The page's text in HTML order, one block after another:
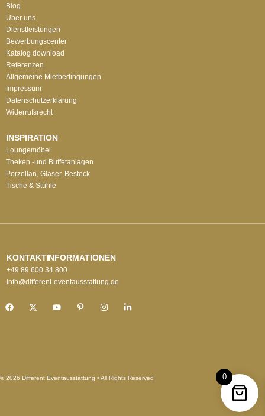
Blog
Über uns
Dienstleistungen
Bewerbungscenter
Katalog download
Referenzen
Allgemeine Mietbedingungen
Impressum
Datenschutzerklärung
Widerrufsrecht
INSPIRATION
Loungemöbel
Theken -und Buffetanlagen
Porzellan, Gläser, Besteck
Tische & Stühle
KONTAKTINFORMATIONEN
+49 89 600 34 800
info@different-eventausstattung.de
© 2026 Different Eventausstattung • All Rights Reserved 0